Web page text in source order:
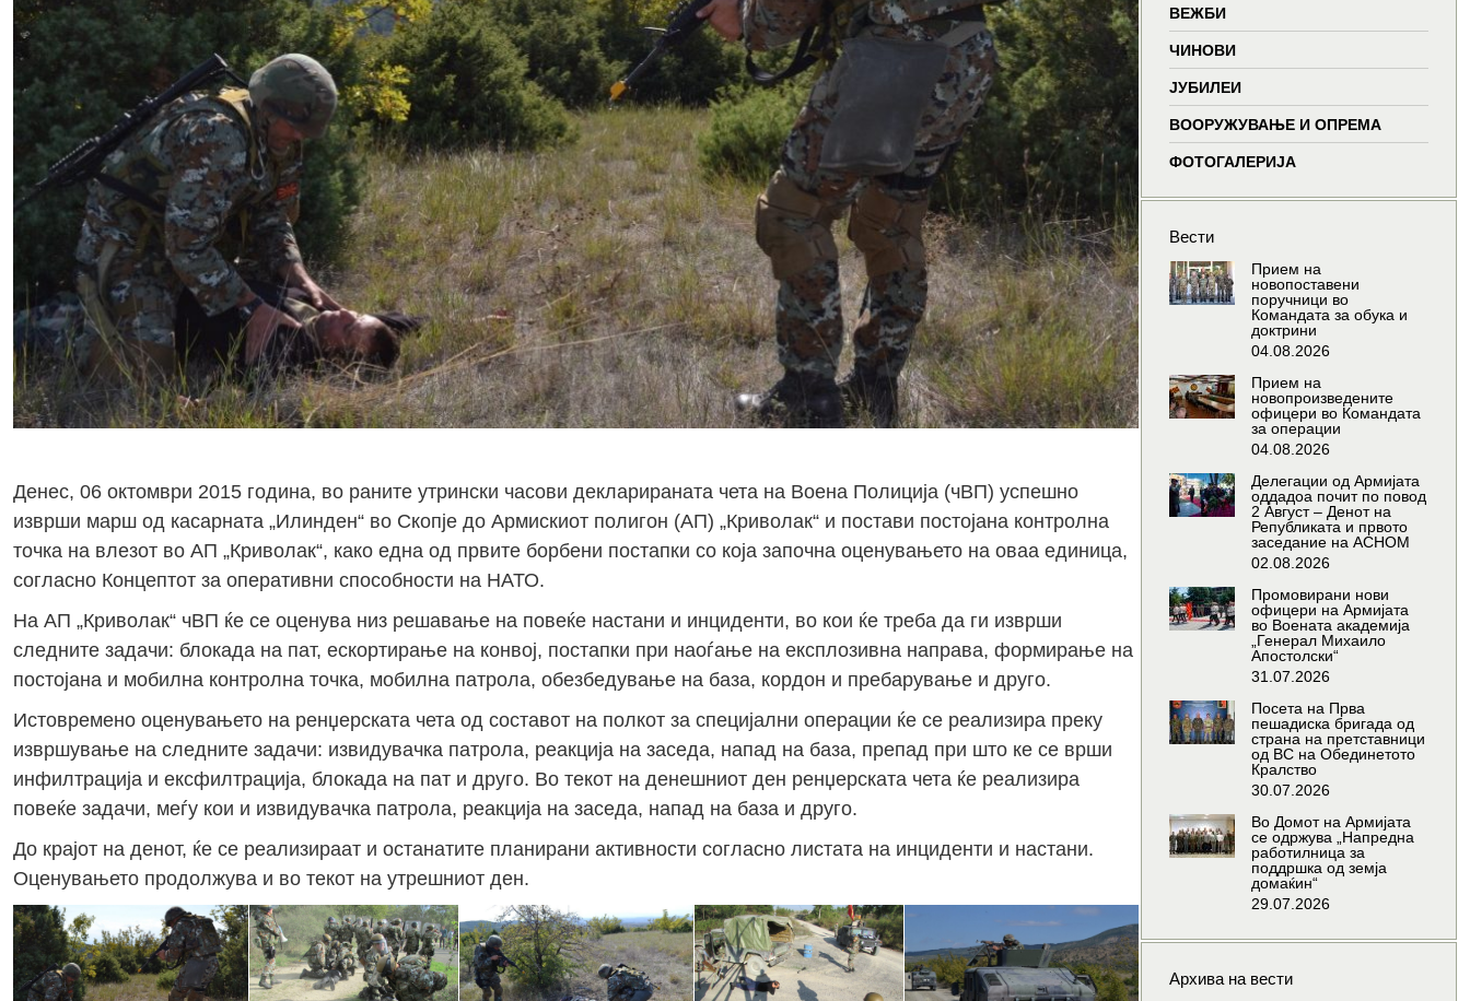
windowwindowwindow
Денес, 06 октомври 2015 година, во раните утрински часови декларираната чета на Воена Полиција (чВП) успешно
изврши марш од касарната „Илинден“ во Скопје до Армискиот полигон (АП) „Криволак“ и постави постојана контролна
точка на влезот во АП „Криволак“, како една од првите борбени постапки со која започна оценувањето на оваа единица,
согласно Концептот за оперативни способности на НАТО.
На АП „Криволак“ чВП ќе се оценува низ решавање на повеќе настани и инциденти, во кои ќе треба да ги изврши
следните задачи: блокада на пат, ескортирање на конвој, постапки при наоѓање на експлозивна направа, формирање на
постојана и мобилна контролна точка, мобилна патрола, обезбедување на база, кордон и пребарување и друго.
Истовремено оценувањето на ренџерската чета од составот на полкот за специјални операции ќе се реализира преку
извршување на следните задачи: извидувачка патрола, реакција на заседа, напад на база, препад при што ке се врши
инфилтрација и ексфилтрација, блокада на пат и друго. Во текот на денешниот ден ренџерската чета ќе реализира
повеќе задачи, меѓу кои и извидувачка патрола, реакција на заседа, напад на база и друго.
До крајот на денот, ќе се реализираат и останатите планирани активности согласно листата на инциденти и настани.
Оценувањето продолжува и во текот на утрешниот ден.
ВЕЖБИ
ЧИНОВИ
ЈУБИЛЕИ
ВООРУЖУВАЊЕ И ОПРЕМА
ФОТОГАЛЕРИЈА
Вести
Прием на
новопоставени
поручници во
Командата за обука и
доктрини
04.08.2026
Прием на
новопроизведените
офицери во Командата
за операции
04.08.2026
Делегации од Армијата
оддадоа почит по повод
2 Август – Денот на
Републиката и првото
заседание на АСНОМ
02.08.2026
Промовирани нови
офицери на Армијата
во Воената академија
„Генерал Михаило
Апостолски“
31.07.2026
Посета на Прва
пешадиска бригада од
страна на претставници
од ВС на Обединетото
Кралство
30.07.2026
Во Домот на Армијата
се одржува „Напредна
работилница за
поддршка од земја
домаќин“
29.07.2026
Архива на вести